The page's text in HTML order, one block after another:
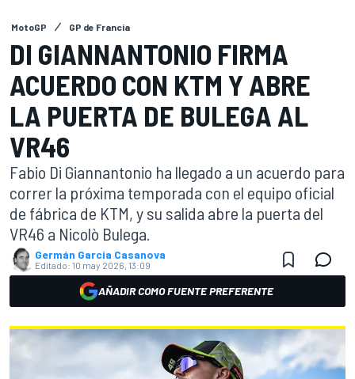
MotoGP GP de Francia
DI GIANNANTONIO FIRMA
ACUERDO CON KTM Y ABRE
LA PUERTA DE BULEGA AL
VR46
Fabio Di Giannantonio ha llegado a un acuerdo para
correr la próxima temporada con el equipo oficial
de fábrica de KTM, y su salida abre la puerta del
VR46 a Nicolò Bulega.
Germán Garcia Casanova
Editado: 10 may 2026, 13:09
AÑADIR COMO FUENTE PREFERENTE